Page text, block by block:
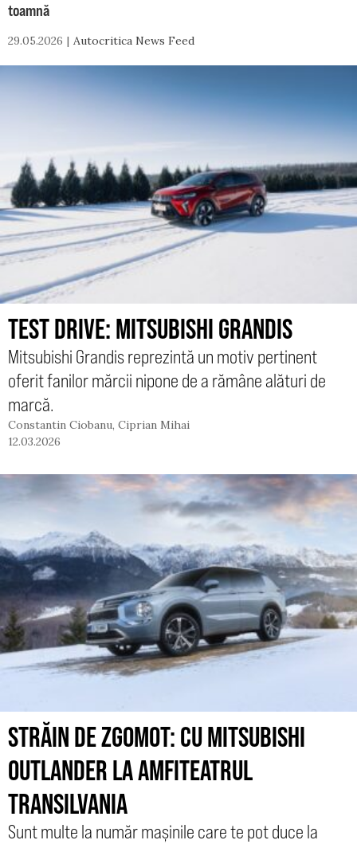
toamnă
29.05.2026 Autocritica News Feed
TEST DRIVE: MITSUBISHI GRANDIS
Mitsubishi Grandis reprezintă un motiv pertinent
oferit fanilor mărcii nipone de a rămâne alături de
marcă.
Constantin Ciobanu, Ciprian Mihai
12.03.2026
STRĂIN DE ZGOMOT: CU MITSUBISHI
OUTLANDER LA AMFITEATRUL
TRANSILVANIA
Sunt multe la număr mașinile care te pot duce la